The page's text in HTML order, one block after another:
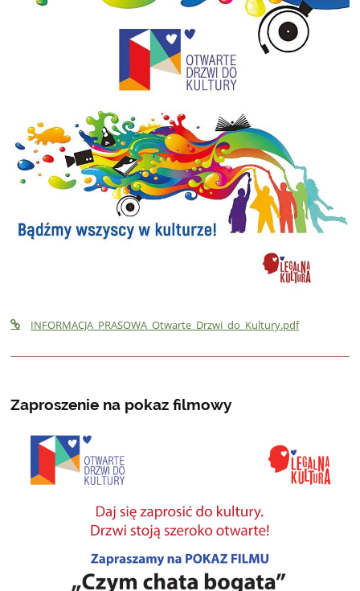
INFORMACJA_PRASOWA_Otwarte_Drzwi_do_Kultury.pdf
Zaproszenie na pokaz filmowy